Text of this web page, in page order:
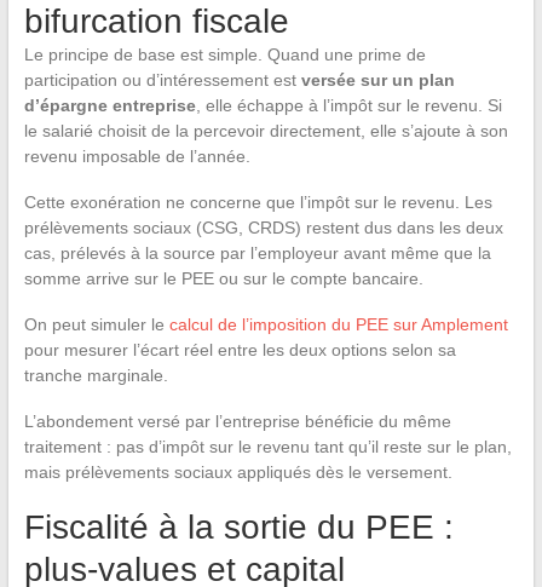
bifurcation fiscale
Le principe de base est simple. Quand une prime de
participation ou d’intéressement est versée sur un plan
d’épargne entreprise, elle échappe à l’impôt sur le revenu. Si
le salarié choisit de la percevoir directement, elle s’ajoute à son
revenu imposable de l’année.
Cette exonération ne concerne que l’impôt sur le revenu. Les
prélèvements sociaux (CSG, CRDS) restent dus dans les deux
cas, prélevés à la source par l’employeur avant même que la
somme arrive sur le PEE ou sur le compte bancaire.
On peut simuler le calcul de l’imposition du PEE sur Amplement
pour mesurer l’écart réel entre les deux options selon sa
tranche marginale.
L’abondement versé par l’entreprise bénéficie du même
traitement : pas d’impôt sur le revenu tant qu’il reste sur le plan,
mais prélèvements sociaux appliqués dès le versement.
Fiscalité à la sortie du PEE :
plus-values et capital